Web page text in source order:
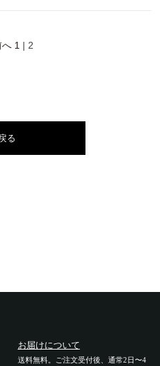
へ 1 | 2
る
お届けについて
送料無料。ご注文受付後、通常2日〜4